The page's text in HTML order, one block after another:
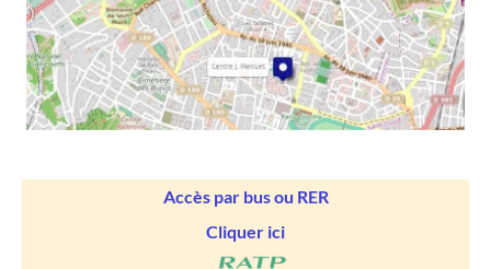
Accès par bus ou RER
Cliquer ici